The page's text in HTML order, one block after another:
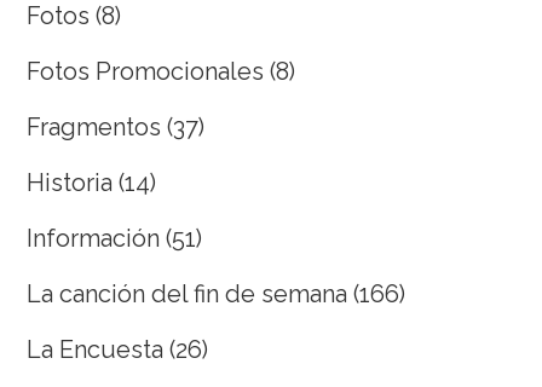
Fotos (8)
Fotos Promocionales (8)
Fragmentos (37)
Historia (14)
Información (51)
La canción del fin de semana (166)
La Encuesta (26)